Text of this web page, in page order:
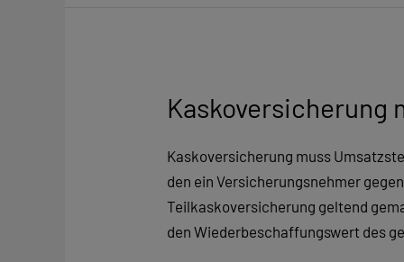
Kaskoversicherung
Kaskoversicherung muss
den ein Versicherungsnehmer
Teilkaskoversicherung geltend
den Wiederbeschaffungswert des
Kaskoversicherung
Umsatzsteuer
nach
Diebstahl
zahlen